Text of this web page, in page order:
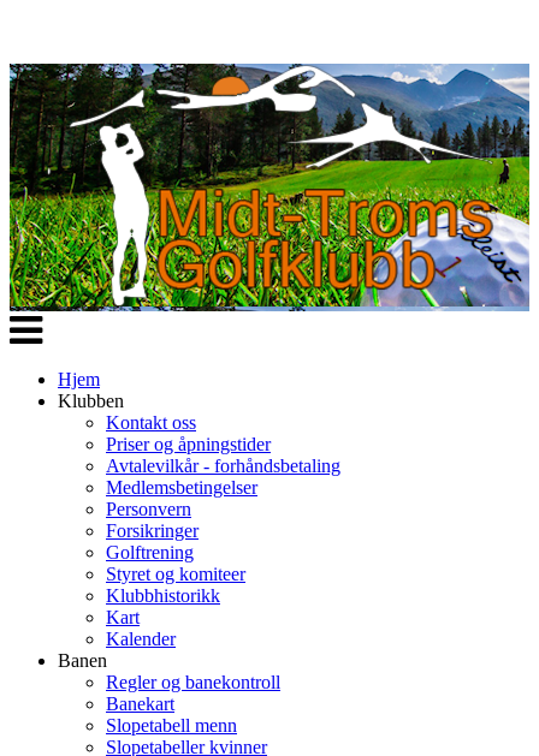
Veksle
navigasjon
Hjem
Klubben
Kontakt oss
Priser og åpningstider
Avtalevilkår - forhåndsbetaling
Medlemsbetingelser
Personvern
Forsikringer
Golftrening
Styret og komiteer
Klubbhistorikk
Kart
Kalender
Banen
Regler og banekontroll
Banekart
Slopetabell menn
Slopetabeller kvinner